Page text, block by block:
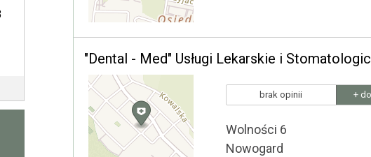
"Dental - Med" Usługi Lekarskie i
brak opinii +
Wolności 6
Nowogard